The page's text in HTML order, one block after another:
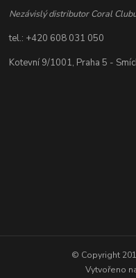
Nezávislý distributor Coral
tel.: +420 608 031 050
Kotevní 9/1001, Praha 5 -
© Copyright
Vytvořeno